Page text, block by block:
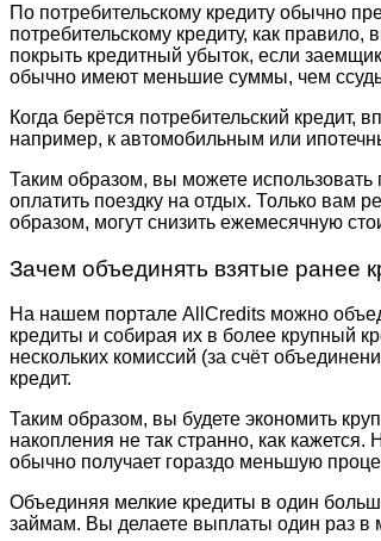
По потребительскому кредиту обычно
потребительскому кредиту, как
покрыть кредитный убыток, если
обычно имеют меньшие суммы, чем
Когда берётся потребительский кредит,
например, к автомобильным или
Таким образом, вы можете использовать
оплатить поездку на отдых. Только вам
образом, могут снизить ежемесячную
Зачем объединять взятые ранее
На нашем портале AllCredits можно
кредиты и собирая их в более крупный
нескольких комиссий (за счёт
кредит.
Таким образом, вы будете экономить
накопления не так странно, как
обычно получает гораздо меньшую
Объединяя мелкие кредиты в один
займам. Вы делаете выплаты один раз в